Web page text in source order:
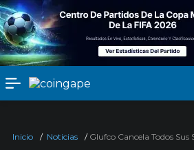
Inicio / Noticias / Glufco Cancela Todos